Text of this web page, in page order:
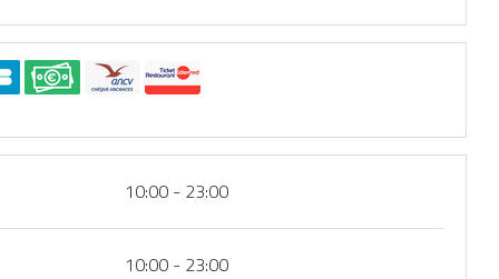
10:00 - 23:00
10:00 - 23:00